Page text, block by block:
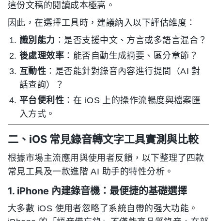
這份文稿的閱讀成本極高。
因此，在選擇工具時，建議納入以下評估維度：
識別能力 ：是否支援中文、方言或多語言混合？
後處理效率 ：能否自動生成摘要、區分章節？
互動性 ：是否能針對錄音內容進行提問（AI 對
話查詢）？
平台便利性 ：在 iOS 上的操作流暢度與檔案匯
入方式。
二、iOS 常見錄音轉文字工具實測與比較
根據市場主流應用與使用者反饋，以下整理了四款
常見工具及一款進階 AI 助手的特性分析。
1. iPhone 內建錄音機：最便捷的基礎選擇
大多數 iOS 使用者忽略了系統自帶的强大功能。